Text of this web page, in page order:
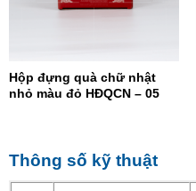
Hộp đựng quà chữ nhật
nhỏ màu đỏ HĐQCN – 05
Thông số kỹ thuật